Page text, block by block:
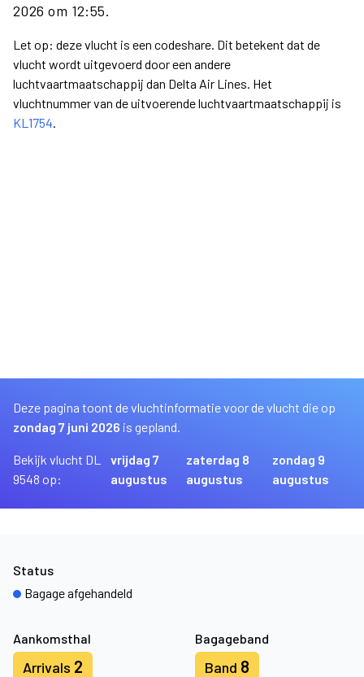
2026 om 12:55.
Let op: deze vlucht is een codeshare. Dit betekent dat de
vlucht wordt uitgevoerd door een andere
luchtvaartmaatschappij dan Delta Air Lines. Het
vluchtnummer van de uitvoerende luchtvaartmaatschappij is
KL1754.
Deze pagina toont de vluchtinformatie voor de vlucht die op
zondag 7 juni 2026 is gepland.
Bekijk vlucht DL
9548 op:
vrijdag 7
augustus
zaterdag 8
augustus
zondag 9
augustus
Aankomsthal
Arrivals 2
Bagageband
Band 8
Status
Bagage afgehandeld